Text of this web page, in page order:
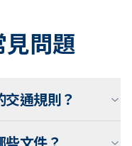
問題
通規則？
文件？